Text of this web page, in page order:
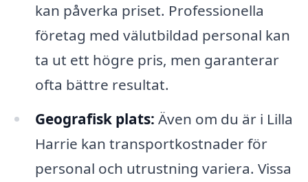
kan påverka priset. Professionella
företag med välutbildad personal kan
ta ut ett högre pris, men garanterar
ofta bättre resultat.
Geografisk plats: Även om du är i Lilla
Harrie kan transportkostnader för
personal och utrustning variera. Vissa